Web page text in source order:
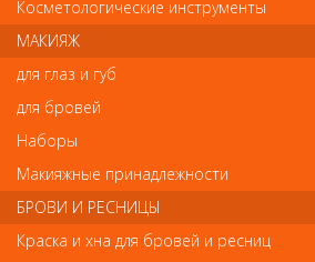
Описание товара:
Тип товара:
завивки волос;
Питание:
Мощность: 35 Вт.
рабочая поверхность с
керамическим покрытием,
диаметр - 20 мм.
позволяет создавать
Косметологические инструменты
МАКИЯЖ
для глаз и губ
для бровей
Наборы
Макияжные принадлежности
БРОВИ И РЕСНИЦЫ
Краска и хна для бровей и ресниц